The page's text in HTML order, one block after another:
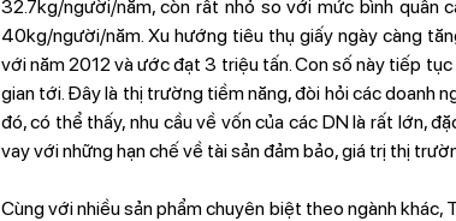
32.7kg/người/năm, còn rất nhỏ so với mức bình quân
40kg/người/năm. Xu hướng tiêu thụ giấy ngày càng
với năm 2012 và ước đạt 3 triệu tấn. Con số này tiếp
gian tới. Đây là thị trường tiềm năng, đòi hỏi các doanh
đó, có thể thấy, nhu cầu về vốn của các DN là rất lớn,
vay với những hạn chế về tài sản đảm bảo, giá trị thị
Cùng với nhiều sản phẩm chuyên biệt theo ngành